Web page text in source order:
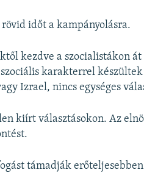
időt a kampányolásra.
kezdve a szocialistákon át
karakterrel
Izrael, nincs egységes
kiírt választásokon. Az
támadják